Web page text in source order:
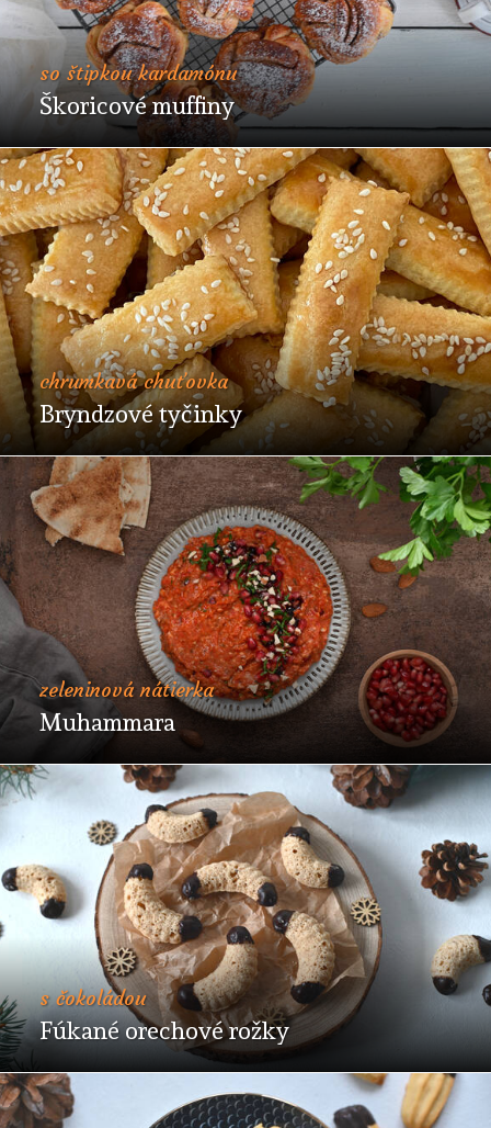
so štipkou kardamónu
Škoricové muffiny
chrumkavá chuťovka
Bryndzové tyčinky
zeleninová nátierka
Muhammara
s čokoládou
Fúkané orechové rožky